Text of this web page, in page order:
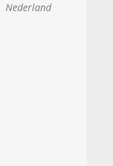
Nederland